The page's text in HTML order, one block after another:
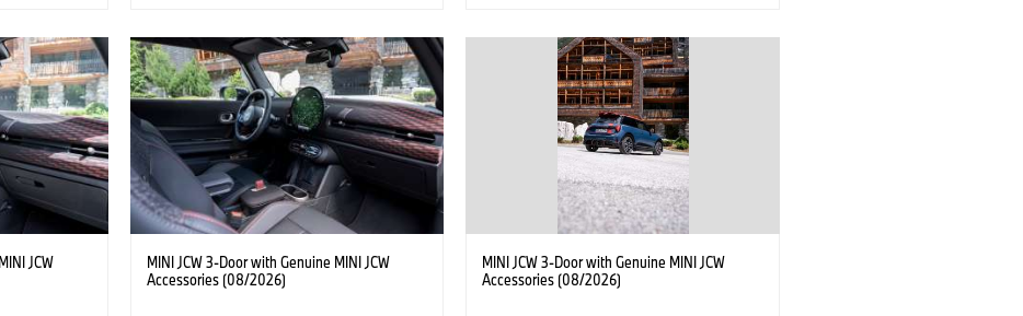
JCW
MINI JCW 3-Door with Genuine MINI JCW
Accessories (08/2026)
MINI JCW 3-Door with Genuine MINI JCW
Accessories (08/2026)